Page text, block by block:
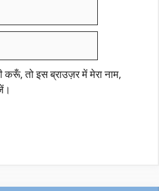
करूँ, तो इस ब्राउज़र में मेरा नाम,